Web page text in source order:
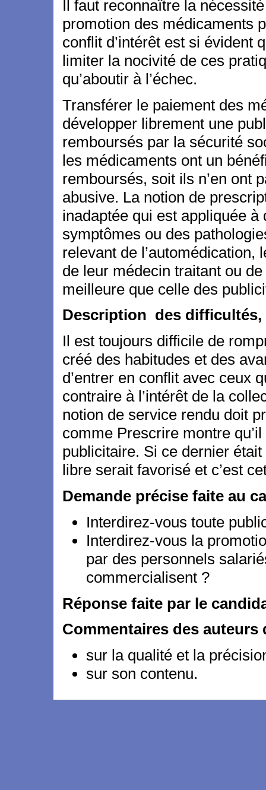
Il faut reconnaître la
promotion des médicaments
conflit d’intérêt est si évident
limiter la nocivité de ces
qu’aboutir à l’échec.
Transférer le paiement des
développer librement une
remboursés par la sécurité
les médicaments ont un
remboursés, soit ils n’en ont
abusive. La notion de
inadaptée qui est appliquée
symptômes ou des
relevant de
de leur médecin traitant ou
meilleure que celle des
Description des
Il est toujours difficile de
créé des habitudes et des
d’entrer en conflit avec ceux
contraire à l’intérêt de la
notion de service rendu doit
comme Prescrire montre
publicitaire. Si ce dernier
libre serait favorisé et c’est
Demande précise faite au
Interdirez-vous toute
Interdirez-vous la
par des personnels
commercialisent ?
Réponse faite par le
Commentaires des auteurs
sur la qualité et la
sur son contenu.